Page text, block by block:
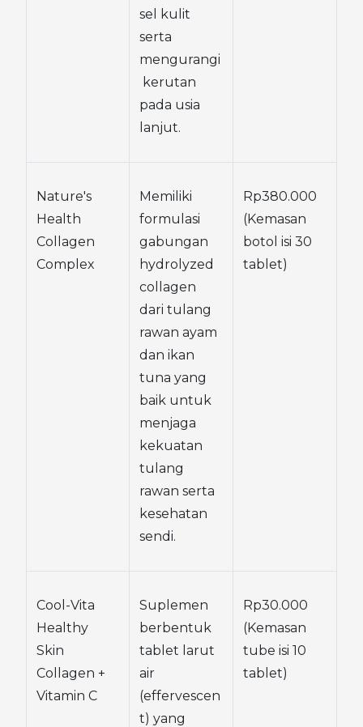
sel kulit
serta
mengurangi
kerutan
pada usia
lanjut.
Nature's
Health
Collagen
Complex
Memiliki
formulasi
gabungan
hydrolyzed
collagen
dari tulang
rawan ayam
dan ikan
tuna yang
baik untuk
menjaga
kekuatan
tulang
rawan serta
kesehatan
sendi.
Rp380.000
(Kemasan
botol isi 30
tablet)
Cool-Vita
Healthy
Skin
Collagen +
Vitamin C
Suplemen
berbentuk
tablet larut
air
(effervescen
t) yang
Rp30.000
(Kemasan
tube isi 10
tablet)